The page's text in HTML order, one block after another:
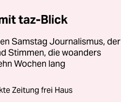
taz-Blick
Samstag Journalismus, der
Stimmen, die woanders
Wochen lang
Zeitung frei Haus